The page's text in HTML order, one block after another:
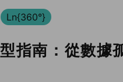
Ln{360°}
指南：從數據